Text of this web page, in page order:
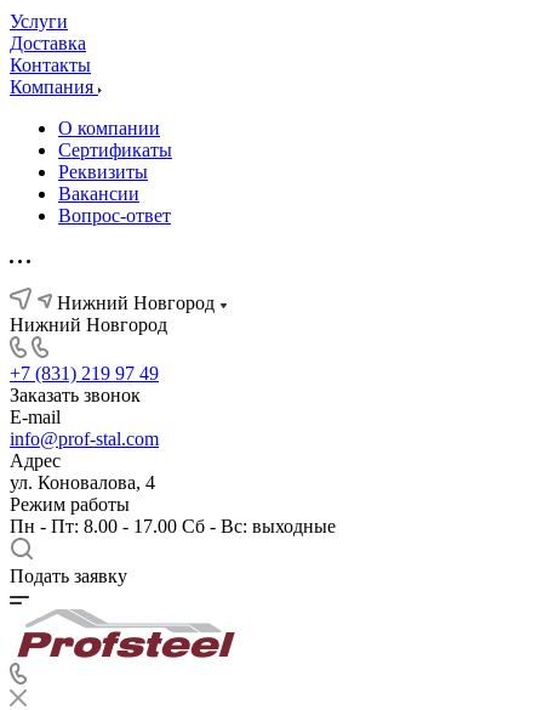
Услуги
Доставка
Контакты
Компания
О компании
Сертификаты
Реквизиты
Вакансии
Вопрос-ответ
Нижний Новгород
Нижний Новгород
+7 (831) 219 97 49
Заказать звонок
E-mail
info@prof-stal.com
Адрес
ул. Коновалова, 4
Режим работы
Пн - Пт: 8.00 - 17.00 Сб - Вс: выходные
Подать заявку